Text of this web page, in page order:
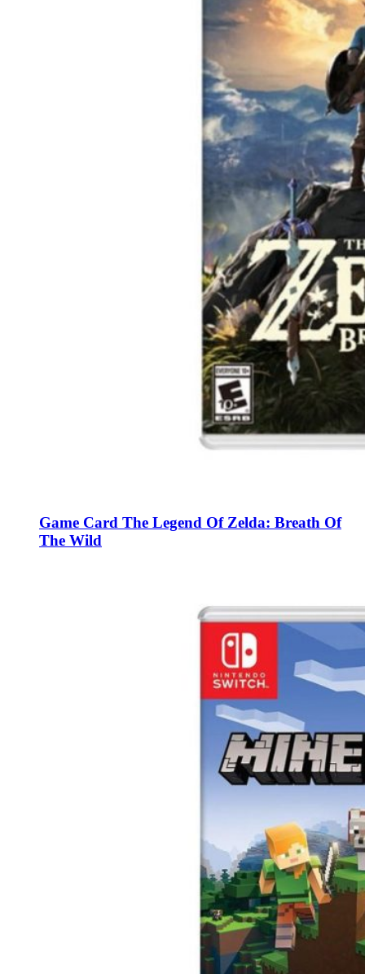
Game Card The Legend Of Zelda: Breath Of
The Wild